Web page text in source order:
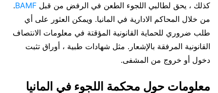
كذلك ، يحق لطالبي اللجوء الطعن في الرفض من قبل BAMF
.
من خلال المحاكم الادارية في المانيا. ويمكن العثور على أي
طلب ضروري للحماية القانونية المؤقتة في معلومات الانتصاف
القانونية المرفقة بالإشعار. مثل شهادات طبية ، أوراق تثبت
دخول أو خروج من المشفى.
معلومات حول محكمة اللجوء في المانيا